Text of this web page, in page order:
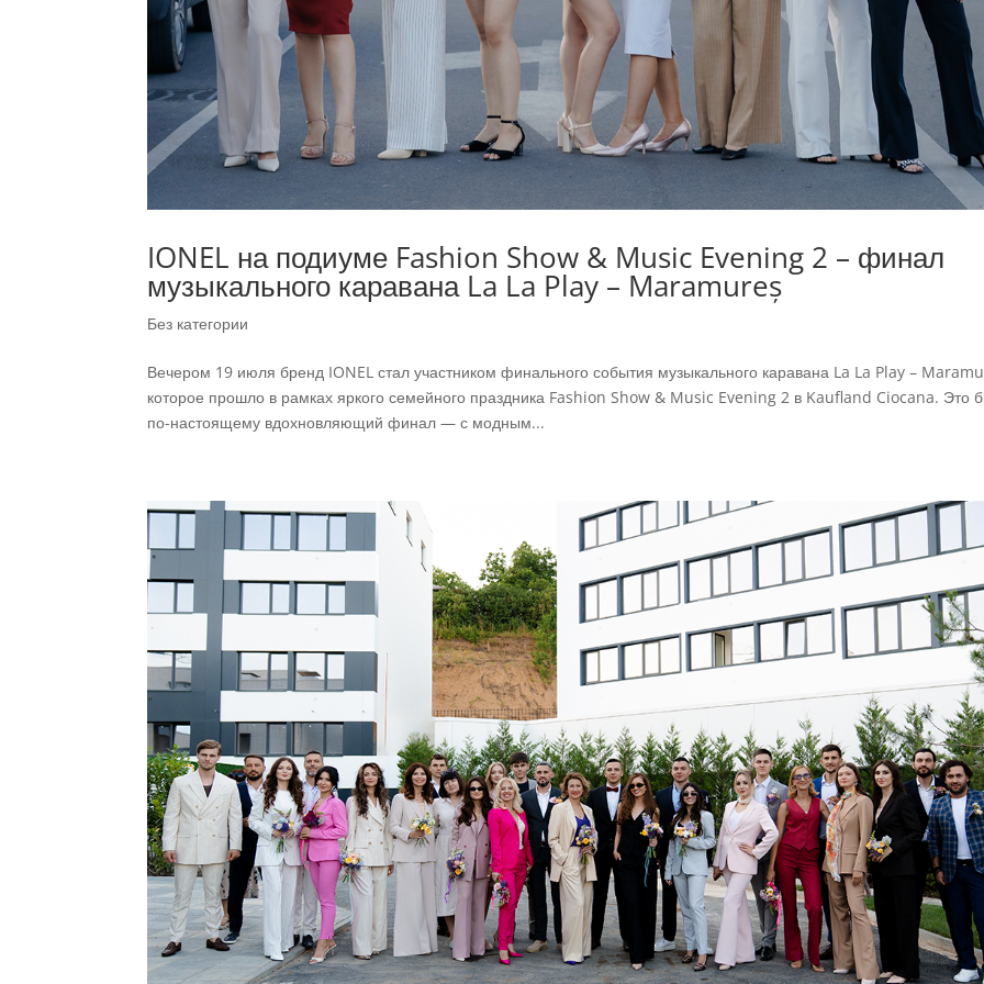
IONEL на подиуме Fashion Show & Music Evening 2 – финал
музыкального каравана La La Play – Maramureș
Без категории
Вечером 19 июля бренд IONEL стал участником финального события музыкального каравана La La Play –
которое прошло в рамках яркого семейного праздника Fashion Show & Music Evening 2 в Kaufland Ciocana. Это
по-настоящему вдохновляющий финал — с модным...